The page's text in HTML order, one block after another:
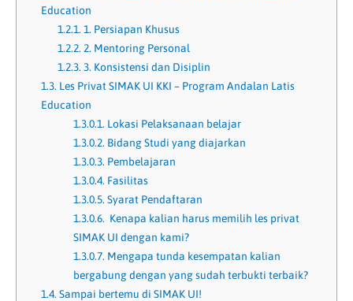
Education
1.2.1. 1. Persiapan Khusus
1.2.2. 2. Mentoring Personal
1.2.3. 3. Konsistensi dan Disiplin
1.3. Les Privat SIMAK UI KKI – Program Andalan Latis
Education
1.3.0.1. Lokasi Pelaksanaan belajar
1.3.0.2. Bidang Studi yang diajarkan
1.3.0.3. Pembelajaran
1.3.0.4. Fasilitas
1.3.0.5. Syarat Pendaftaran
1.3.0.6. Kenapa kalian harus memilih les privat
SIMAK UI dengan kami?
1.3.0.7. Mengapa tunda kesempatan kalian
bergabung dengan yang sudah terbukti terbaik?
1.4. Sampai bertemu di SIMAK UI!